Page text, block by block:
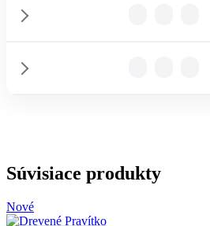
PARAMETRE
PARAMETRE
Súvisiace produkty
Nové